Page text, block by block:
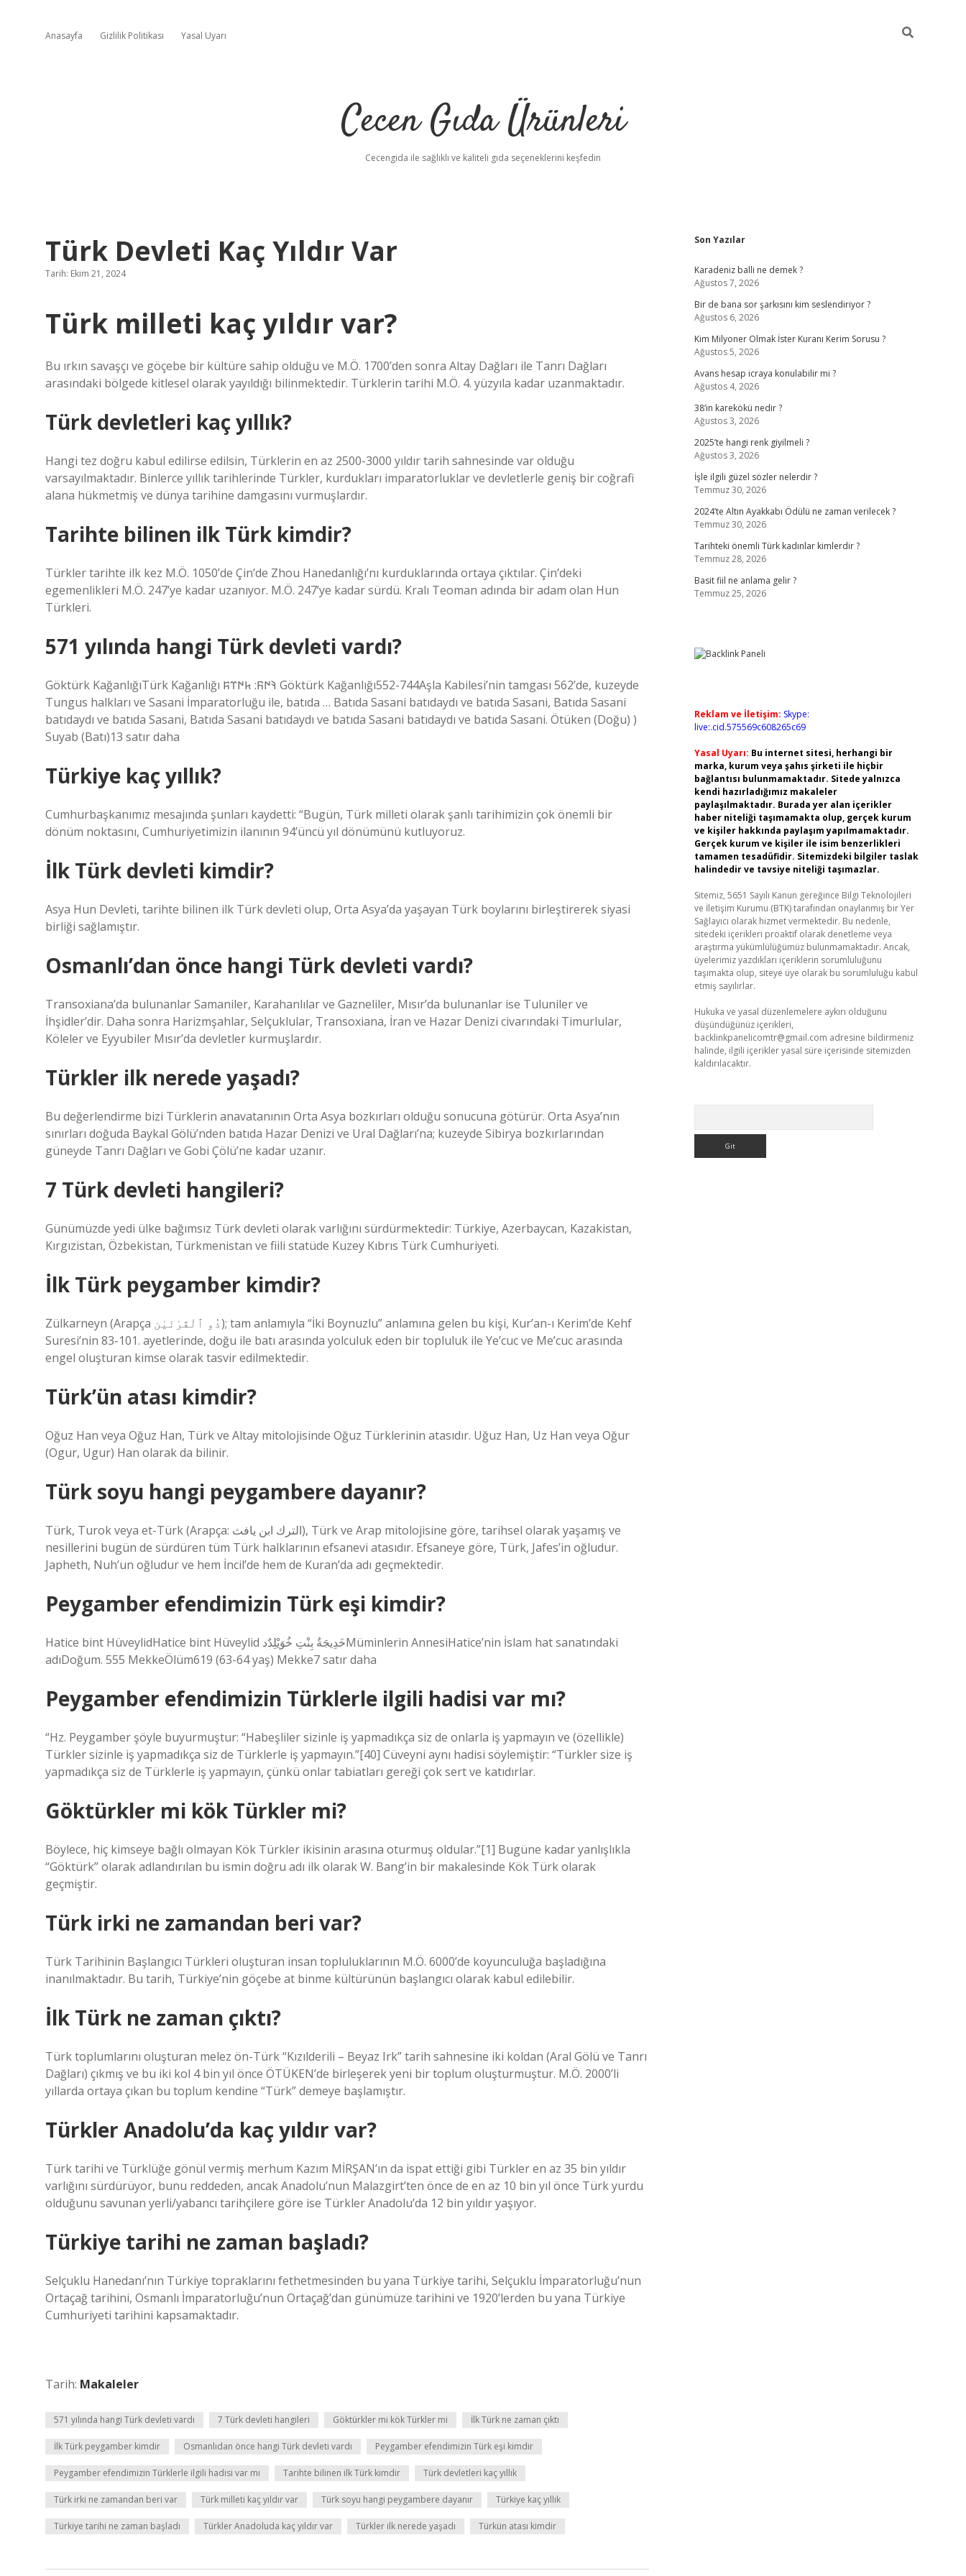
Anasayfa Gizlilik Politikası Yasal Uyarı
Cecen Gıda Ürünleri
Cecengida ile sağlıklı ve kaliteli gıda seçeneklerini keşfedin
Türk Devleti Kaç Yıldır Var
Tarih: Ekim 21, 2024
Türk milleti kaç yıldır var?
Bu ırkın savaşçı ve göçebe bir kültüre sahip olduğu ve M.Ö. 1700’den sonra Altay Dağları ile Tanrı Dağları
arasındaki bölgede kitlesel olarak yayıldığı bilinmektedir. Türklerin tarihi M.Ö. 4. yüzyıla kadar uzanmaktadır.
Türk devletleri kaç yıllık?
Hangi tez doğru kabul edilirse edilsin, Türklerin en az 2500-3000 yıldır tarih sahnesinde var olduğu
varsayılmaktadır. Binlerce yıllık tarihlerinde Türkler, kurdukları imparatorluklar ve devletlerle geniş bir coğrafi
alana hükmetmiş ve dünya tarihine damgasını vurmuşlardır.
Tarihte bilinen ilk Türk kimdir?
Türkler tarihte ilk kez M.Ö. 1050’de Çin’de Zhou Hanedanlığı’nı kurduklarında ortaya çıktılar. Çin’deki
egemenlikleri M.Ö. 247’ye kadar uzanıyor. M.Ö. 247’ye kadar sürdü. Kralı Teoman adında bir adam olan Hun
Türkleri.
571 yılında hangi Türk devleti vardı?
Göktürk KağanlığıTürk Kağanlığı 𐰚𐰇𐰜: 𐱅𐰇𐰼𐰰 Göktürk Kağanlığı552-744Aşla Kabilesi’nin tamgası 562’de, kuzeyde
Tungus halkları ve Sasani İmparatorluğu ile, batıda … Batıda Sasani batıdaydı ve batıda Sasani, Batıda Sasani
batıdaydı ve batıda Sasani, Batıda Sasani batıdaydı ve batıda Sasani batıdaydı ve batıda Sasani. Ötüken (Doğu) )
Suyab (Batı)13 satır daha
Türkiye kaç yıllık?
Cumhurbaşkanımız mesajında ​​şunları kaydetti: “Bugün, Türk milleti olarak şanlı tarihimizin çok önemli bir
dönüm noktasını, Cumhuriyetimizin ilanının 94’üncü yıl dönümünü kutluyoruz.
İlk Türk devleti kimdir?
Asya Hun Devleti, tarihte bilinen ilk Türk devleti olup, Orta Asya’da yaşayan Türk boylarını birleştirerek siyasi
birliği sağlamıştır.
Osmanlı’dan önce hangi Türk devleti vardı?
Transoxiana’da bulunanlar Samaniler, Karahanlılar ve Gazneliler, Mısır’da bulunanlar ise Tuluniler ve
İhşidler’dir. Daha sonra Harizmşahlar, Selçuklular, Transoxiana, İran ve Hazar Denizi civarındaki Timurlular,
Köleler ve Eyyubiler Mısır’da devletler kurmuşlardır.
Türkler ilk nerede yaşadı?
Bu değerlendirme bizi Türklerin anavatanının Orta Asya bozkırları olduğu sonucuna götürür. Orta Asya’nın
sınırları doğuda Baykal Gölü’nden batıda Hazar Denizi ve Ural Dağları’na; kuzeyde Sibirya bozkırlarından
güneyde Tanrı Dağları ve Gobi Çölü’ne kadar uzanır.
7 Türk devleti hangileri?
Günümüzde yedi ülke bağımsız Türk devleti olarak varlığını sürdürmektedir: Türkiye, Azerbaycan, Kazakistan,
Kırgızistan, Özbekistan, Türkmenistan ve fiili statüde Kuzey Kıbrıs Türk Cumhuriyeti.
İlk Türk peygamber kimdir?
Zülkarneyn (Arapça ذُو ٱلْقَرْنَيْن); tam anlamıyla “İki Boynuzlu” anlamına gelen bu kişi, Kur’an-ı Kerim’de Kehf
Suresi’nin 83-101. ayetlerinde, doğu ile batı arasında yolculuk eden bir topluluk ile Ye’cuc ve Me’cuc arasında
engel oluşturan kimse olarak tasvir edilmektedir.
Türk’ün atası kimdir?
Oğuz Han veya Oğuz Han, Türk ve Altay mitolojisinde Oğuz Türklerinin atasıdır. Uğuz Han, Uz Han veya Oğur
(Ogur, Ugur) Han olarak da bilinir.
Türk soyu hangi peygambere dayanır?
Türk, Turok veya et-Türk (Arapça: الترك ابن يافث), Türk ve Arap mitolojisine göre, tarihsel olarak yaşamış ve
nesillerini bugün de sürdüren tüm Türk halklarının efsanevi atasıdır. Efsaneye göre, Türk, Jafes’in oğludur.
Japheth, Nuh’un oğludur ve hem İncil’de hem de Kuran’da adı geçmektedir.
Peygamber efendimizin Türk eşi kimdir?
Hatice bint HüveylidHatice bint Hüveylid خَدِيجَةُ بِنْتِ خُوَيْلِدٌدMüminlerin AnnesiHatice’nin İslam hat sanatındaki
adıDoğum. 555 MekkeÖlüm619 (63-64 yaş) Mekke7 satır daha
Peygamber efendimizin Türklerle ilgili hadisi var mı?
“Hz. Peygamber şöyle buyurmuştur: “Habeşliler sizinle iş yapmadıkça siz de onlarla iş yapmayın ve (özellikle)
Türkler sizinle iş yapmadıkça siz de Türklerle iş yapmayın.”[40] Cüveyni aynı hadisi söylemiştir: “Türkler size iş
yapmadıkça siz de Türklerle iş yapmayın, çünkü onlar tabiatları gereği çok sert ve katıdırlar.
Göktürkler mi kök Türkler mi?
Böylece, hiç kimseye bağlı olmayan Kök Türkler ikisinin arasına oturmuş oldular.”[1] Bugüne kadar yanlışlıkla
“Göktürk” olarak adlandırılan bu ismin doğru adı ilk olarak W. Bang’in bir makalesinde Kök Türk olarak
geçmiştir.
Türk irki ne zamandan beri var?
Türk Tarihinin Başlangıcı Türkleri oluşturan insan topluluklarının M.Ö. 6000’de koyunculuğa başladığına
inanılmaktadır. Bu tarih, Türkiye’nin göçebe at binme kültürünün başlangıcı olarak kabul edilebilir.
İlk Türk ne zaman çıktı?
Türk toplumlarını oluşturan melez ön-Türk “Kızılderili – Beyaz Irk” tarih sahnesine iki koldan (Aral Gölü ve Tanrı
Dağları) çıkmış ve bu iki kol 4 bin yıl önce ÖTÜKEN’de birleşerek yeni bir toplum oluşturmuştur. M.Ö. 2000’li
yıllarda ortaya çıkan bu toplum kendine “Türk” demeye başlamıştır.
Türkler Anadolu’da kaç yıldır var?
Türk tarihi ve Türklüğe gönül vermiş merhum Kazım MİRŞAN’ın da ispat ettiği gibi Türkler en az 35 bin yıldır
varlığını sürdürüyor, bunu reddeden, ancak Anadolu’nun Malazgirt’ten önce de en az 10 bin yıl önce Türk yurdu
olduğunu savunan yerli/yabancı tarihçilere göre ise Türkler Anadolu’da 12 bin yıldır yaşıyor.
Türkiye tarihi ne zaman başladı?
Selçuklu Hanedanı’nın Türkiye topraklarını fethetmesinden bu yana Türkiye tarihi, Selçuklu İmparatorluğu’nun
Ortaçağ tarihini, Osmanlı İmparatorluğu’nun Ortaçağ’dan günümüze tarihini ve 1920’lerden bu yana Türkiye
Cumhuriyeti tarihini kapsamaktadır.
Tarih: Makaleler
571 yılında hangi Türk devleti vardı 7 Türk devleti hangileri Göktürkler mi kök Türkler mi İlk Türk ne zaman çıktı
İlk Türk peygamber kimdir Osmanlıdan önce hangi Türk devleti vardı Peygamber efendimizin Türk eşi kimdir
Peygamber efendimizin Türklerle ilgili hadisi var mı Tarihte bilinen ilk Türk kimdir Türk devletleri kaç yıllık
Türk irki ne zamandan beri var Türk milleti kaç yıldır var Türk soyu hangi peygambere dayanır Türkiye kaç yıllık
Türkiye tarihi ne zaman başladı Türkler Anadoluda kaç yıldır var Türkler ilk nerede yaşadı Türkün atası kimdir
Sidebar
Son Yazılar
Karadeniz balli ne demek ?
Ağustos 7, 2026
Bir de bana sor şarkısını kim seslendiriyor ?
Ağustos 6, 2026
Kim Milyoner Olmak İster Kuranı Kerim Sorusu ?
Ağustos 5, 2026
Avans hesap icraya konulabilir mi ?
Ağustos 4, 2026
38’in karekökü nedir ?
Ağustos 3, 2026
2025’te hangi renk giyilmeli ?
Ağustos 3, 2026
İşle ilgili güzel sözler nelerdir ?
Temmuz 30, 2026
2024’te Altın Ayakkabı Ödülü ne zaman verilecek ?
Temmuz 30, 2026
Tarihteki önemli Türk kadınlar kimlerdir ?
Temmuz 28, 2026
Basit fiil ne anlama gelir ?
Temmuz 25, 2026
Reklam ve İletişim: Skype:
live:.cid.575569c608265c69
Yasal Uyarı: Bu internet sitesi, herhangi bir
marka, kurum veya şahıs şirketi ile hiçbir
bağlantısı bulunmamaktadır. Sitede yalnızca
kendi hazırladığımız makaleler
paylaşılmaktadır. Burada yer alan içerikler
haber niteliği taşımamakta olup, gerçek kurum
ve kişiler hakkında paylaşım yapılmamaktadır.
Gerçek kurum ve kişiler ile isim benzerlikleri
tamamen tesadüfidir. Sitemizdeki bilgiler taslak
halindedir ve tavsiye niteliği taşımazlar.
Sitemiz, 5651 Sayılı Kanun gereğince Bilgi Teknolojileri
ve İletişim Kurumu (BTK) tarafından onaylanmış bir Yer
Sağlayıcı olarak hizmet vermektedir. Bu nedenle,
sitedeki içerikleri proaktif olarak denetleme veya
araştırma yükümlülüğümüz bulunmamaktadır. Ancak,
üyelerimiz yazdıkları içeriklerin sorumluluğunu
taşımakta olup, siteye üye olarak bu sorumluluğu kabul
etmiş sayılırlar.
Hukuka ve yasal düzenlemelere aykırı olduğunu
düşündüğünüz içerikleri,
backlinkpanelicomtr@gmail.com adresine bildirmeniz
halinde, ilgili içerikler yasal süre içerisinde sitemizden
kaldırılacaktır.